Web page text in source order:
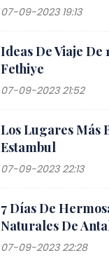
07-09-2023 19:13
Ideas De Viaje De
Fethiye
07-09-2023 21:52
Los Lugares Más
Estambul
07-09-2023 22:13
7 Días De
Naturales De
07-09-2023 22:28